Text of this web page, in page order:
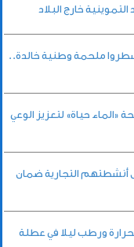
خارج البلاد
ملحمة وطنية خالدة..
«الماء حياة» لتعزيز الوعي
أنشطتهم التجارية ضمان
ورطب ليلا في عطلة